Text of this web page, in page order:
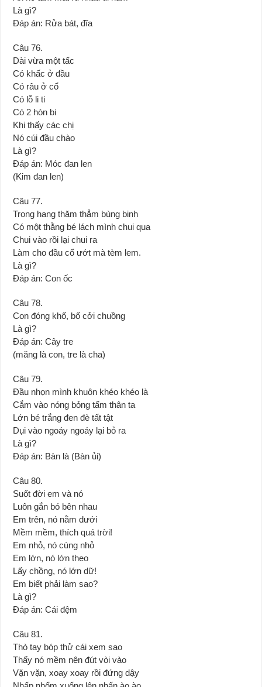
Là gì?
Đáp án: Rửa bát, đĩa
Câu 76.
Dài vừa một tấc
Có khấc ở đầu
Có râu ở cổ
Có lỗ li ti
Có 2 hòn bi
Khi thấy các chị
Nó cúi đầu chào
Là gì?
Đáp án: Móc đan len
(Kim đan len)
Câu 77.
Trong hang thăm thẳm bùng binh
Có một thằng bé lách mình chui qua
Chui vào rồi lại chui ra
Làm cho đầu cổ ướt mà tèm lem.
Là gì?
Đáp án: Con ốc
Câu 78.
Con đóng khố, bố cởi chuồng
Là gì?
Đáp án: Cây tre
(măng là con, tre là cha)
Câu 79.
Đầu nhọn mình khuôn khéo khéo là
Cắm vào nóng bỏng tấm thân ta
Lớn bé trắng đen đè tất tật
Dụi vào ngoáy ngoáy lại bỏ ra
Là gì?
Đáp án: Bàn là (Bàn ủi)
Câu 80.
Suốt đời em và nó
Luôn gắn bó bên nhau
Em trên, nó nằm dưới
Mềm mềm, thích quá trời!
Em nhỏ, nó cùng nhỏ
Em lớn, nó lớn theo
Lấy chồng, nó lớn dữ!
Em biết phải làm sao?
Là gì?
Đáp án: Cái đệm
Câu 81.
Thò tay bóp thử cái xem sao
Thấy nó mềm nên đút vòi vào
Vặn vặn, xoay xoay rồi đứng dậy